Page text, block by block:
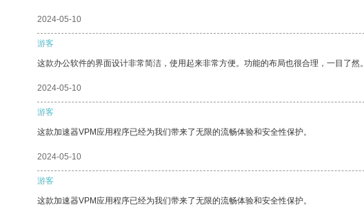
2024-05-10
游客
这款办公软件的界面设计非常简洁，使用起来非常方便。功能的布局也很合理，一目了然。
2024-05-10
游客
这款加速器VPM应用程序已经为我们带来了无限的流畅体验和安全性保护。
2024-05-10
游客
这款加速器VPM应用程序已经为我们带来了无限的流畅体验和安全性保护。